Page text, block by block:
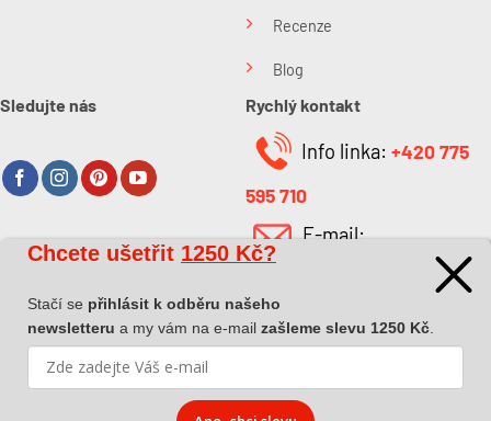
Recenze
Blog
Sledujte nás
O společnosti
O nás
Kontakt
Rychlý kontakt
Info linka: +420 775
595 710
E-mail:
Chcete ušetřit 1250 Kč?
Stačí se přihlásit k odběru našeho
newsletteru a my vám na e-mail zašleme slevu 1250 Kč